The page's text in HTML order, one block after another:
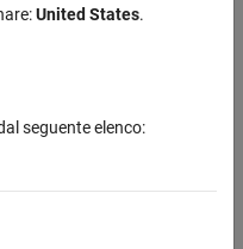
United States.
seguente elenco: